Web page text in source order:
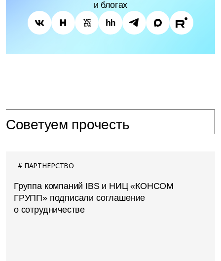
и блогах
Советуем прочесть
ПАРТНЕРСТВО
Группа компаний IBS и НИЦ «КОНСОМ
ГРУПП» подписали соглашение
о сотрудничестве